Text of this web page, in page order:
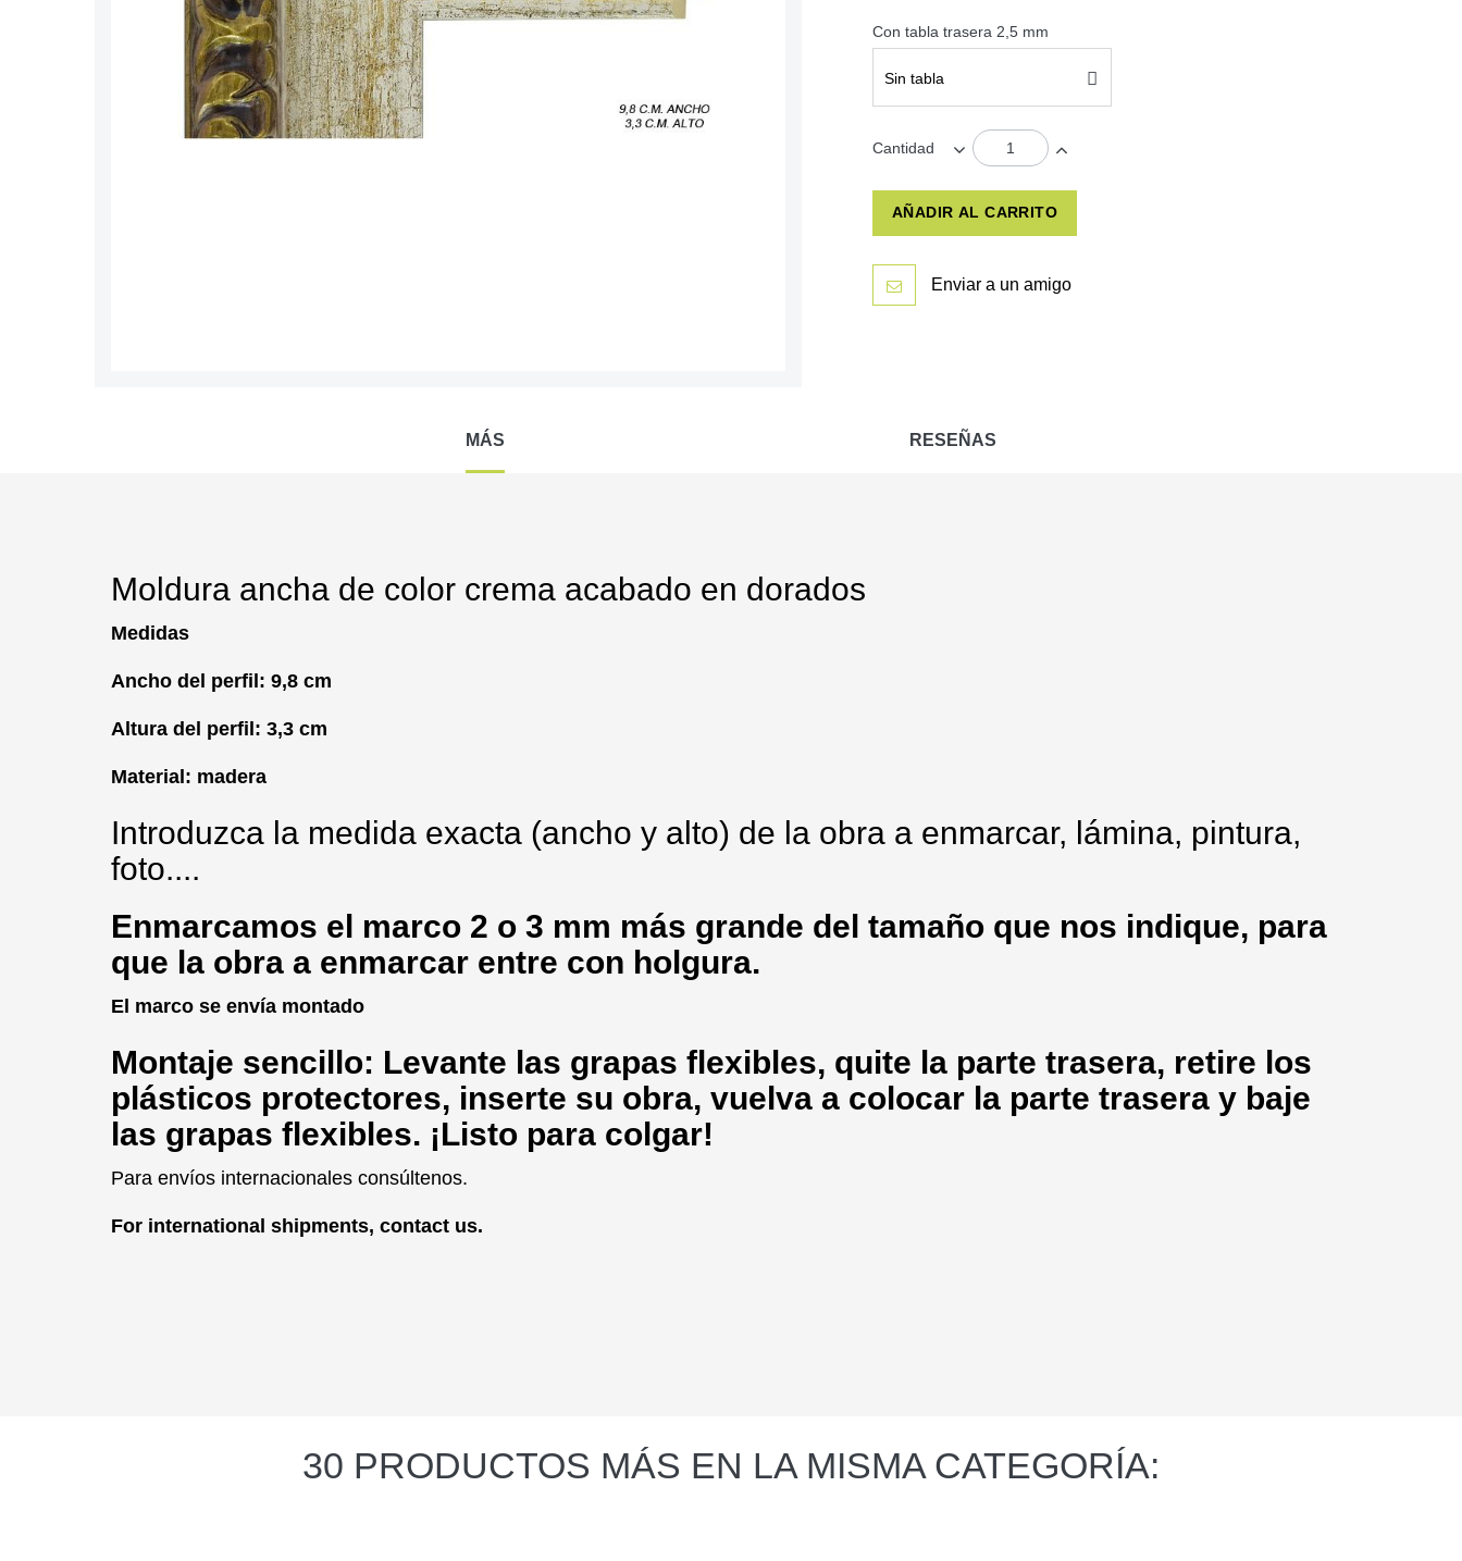
Con tabla trasera 2,5 mm
Sin tabla
Cantidad
AÑADIR AL CARRITO
Enviar a un amigo
MÁS RESEÑAS
Moldura ancha de color crema acabado en dorados
Medidas
Ancho del perfil: 9,8 cm
Altura del perfil: 3,3 cm
Material: madera
Introduzca la medida exacta (ancho y alto) de la obra a enmarcar, lámina, pintura,
foto....
Enmarcamos el marco 2 o 3 mm más grande del tamaño que nos indique, para
que la obra a enmarcar entre con holgura.
El marco se envía montado
Montaje sencillo: Levante las grapas flexibles, quite la parte trasera, retire los
plásticos protectores, inserte su obra, vuelva a colocar la parte trasera y baje
las grapas flexibles. ¡Listo para colgar!
Para envíos internacionales consúltenos.
For international shipments, contact us.
30 PRODUCTOS MÁS EN LA MISMA CATEGORÍA: